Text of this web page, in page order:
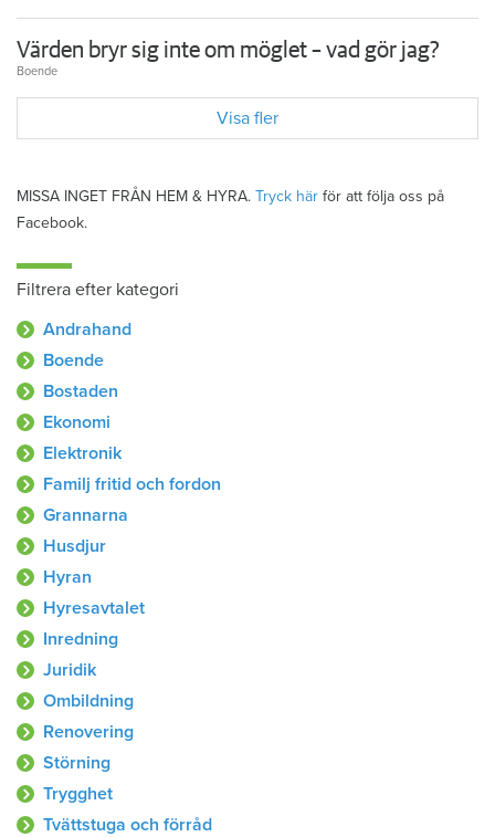
Värden bryr sig inte om möglet – vad gör jag?
Boende
Visa fler
MISSA INGET FRÅN HEM & HYRA. Tryck här för att följa oss på
Facebook.
Filtrera efter kategori
Andrahand
Boende
Bostaden
Ekonomi
Elektronik
Familj fritid och fordon
Grannarna
Husdjur
Hyran
Hyresavtalet
Inredning
Juridik
Ombildning
Renovering
Störning
Trygghet
Tvättstuga och förråd